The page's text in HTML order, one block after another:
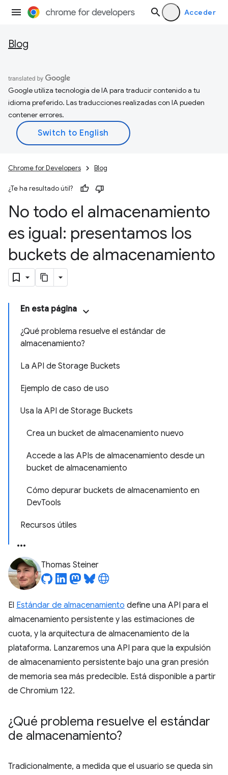
Acceder
Blog
Google utiliza tecnología de IA para traducir contenido a tu
idioma preferido. Las traducciones realizadas con IA pueden
contener errores.
Chrome for Developers Blog
¿Te ha resultado útil?
No todo el almacenamiento
es igual: presentamos los
buckets de almacenamiento
En esta página
¿Qué problema resuelve el estándar de
almacenamiento?
La API de Storage Buckets
Ejemplo de caso de uso
Usa la API de Storage Buckets
Crea un bucket de almacenamiento nuevo
Accede a las APIs de almacenamiento desde un
bucket de almacenamiento
Cómo depurar buckets de almacenamiento en
DevTools
Recursos útiles
Thomas Steiner
El Estándar de almacenamiento define una API para el
almacenamiento persistente y las estimaciones de
cuota, y la arquitectura de almacenamiento de la
plataforma. Lanzaremos una API para que la expulsión
de almacenamiento persistente bajo una gran presión
de memoria sea más predecible. Está disponible a partir
de Chromium 122.
¿Qué problema resuelve el estándar
de almacenamiento?
Tradicionalmente, a medida que el usuario se queda sin